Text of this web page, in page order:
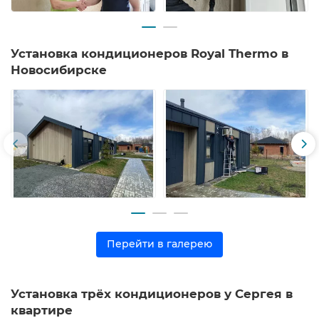
Установка кондиционеров Royal Thermo в
Новосибирске
Перейти в галерею
Установка трёх кондиционеров у Сергея в
квартире